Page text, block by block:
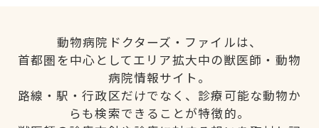
動物病院ドクターズ・ファイルは、
首都圏を中心としてエリア拡大中の獣医師・動物
病院情報サイト。
路線・駅・行政区だけでなく、診療可能な動物か
らも検索できることが特徴的。